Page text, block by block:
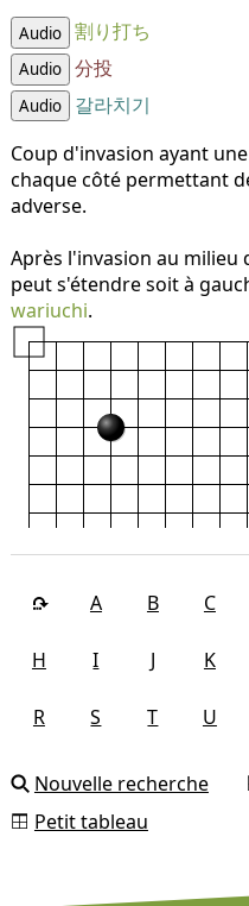
Audio 割り打ち
Audio 分投
Audio
갈라치기
Coup d'invasion ayant
chaque côté permettant
adverse.
Après l'invasion au milieu
peut s'étendre soit à
wariuchi.
A B C
H I J K
R S T U
Nouvelle recherche
Petit tableau